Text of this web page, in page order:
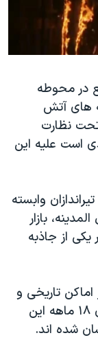
در محوطه
های آتش
نظارت
است علیه این
وابسته
بازار
از جاذبه
اماکن تاریخی و
باستانی این کشور نیز قربانی درگیری های ۱۸ ماهه این
شده اند.